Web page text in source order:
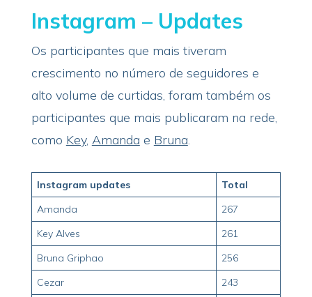
Instagram – Updates
Os participantes que mais tiveram
crescimento no número de seguidores e
alto volume de curtidas, foram também os
participantes que mais publicaram na rede,
como Key, Amanda e Bruna
Instagram updates
Total
Amanda
267
Key Alves
261
Bruna Griphao
256
Cezar
243